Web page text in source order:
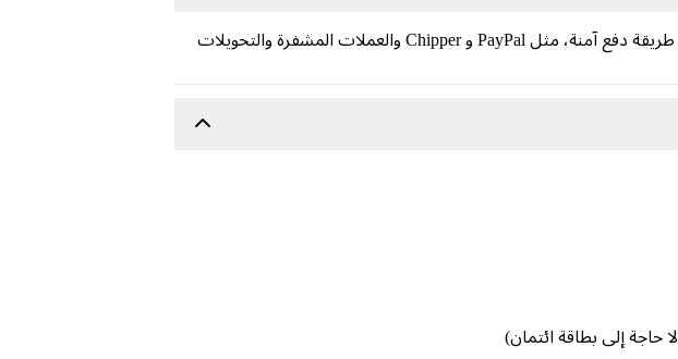
أسعارًا مناسبة على قسائم بطاقات هدايا Spotify . نقبل أكثر من 60 طريقة دفع آمنة، مثل PayPal و Chipper والعملات المشفرة والتحويلات